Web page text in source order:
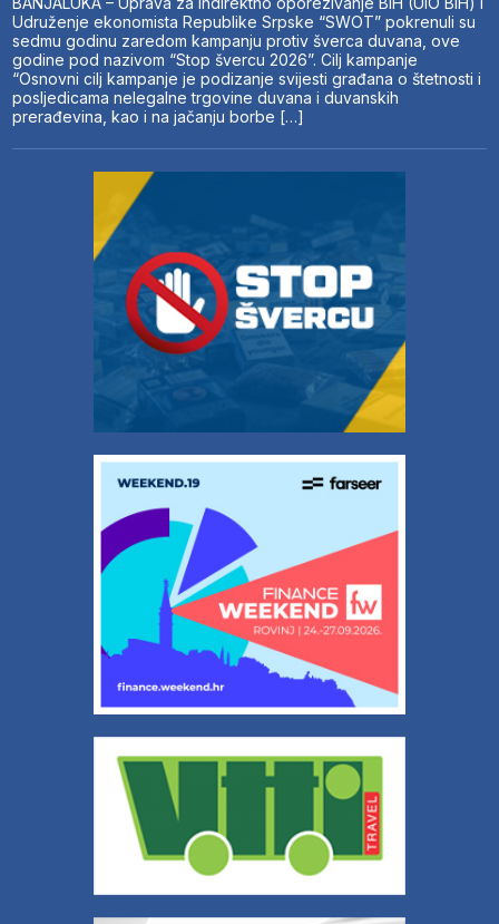
Udruženje ekonomista Republike Srpske “SWOT” pokrenuli su
sedmu godinu zaredom kampanju protiv šverca duvana, ove
godine pod nazivom “Stop švercu 2026”. Cilj kampanje
“Osnovni cilj kampanje je podizanje svijesti građana o štetnosti i
posljedicama nelegalne trgovine duvana i duvanskih
prerađevina, kao i na jačanju borbe […]